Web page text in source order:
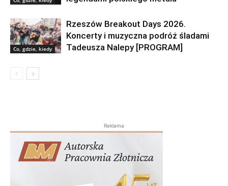
Co, gdzie, kiedy
Rzeszów Breakout Days 2026.
Koncerty i muzyczna podróż śladami
Tadeusza Nalepy [PROGRAM]
Reklama